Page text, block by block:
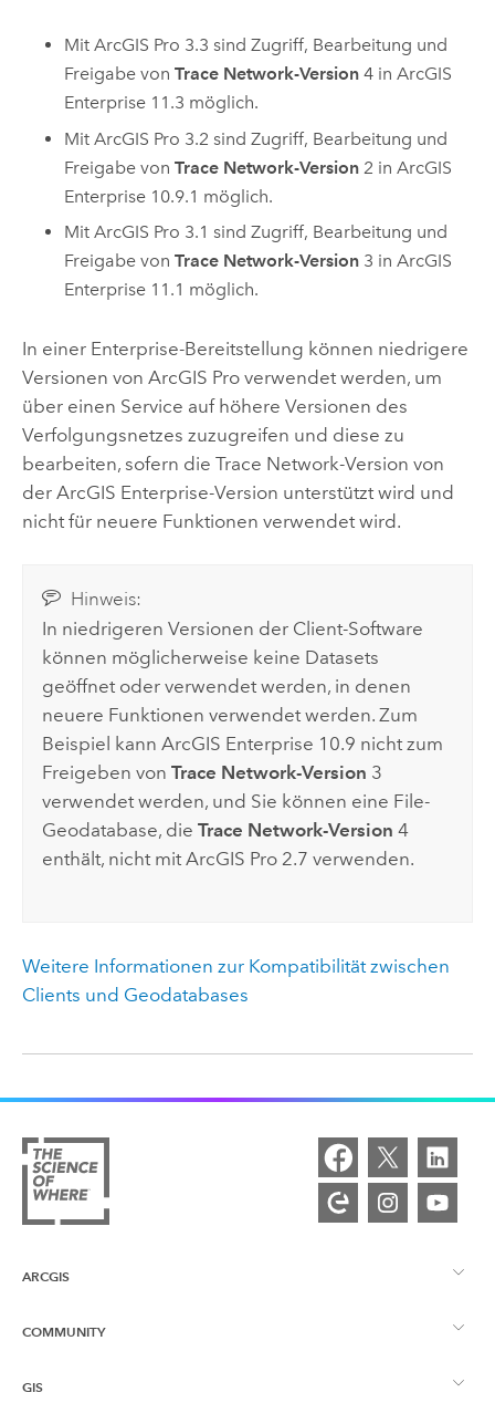
MitArcGIS Pro 3.3 sind Zugriff, Bearbeitung und
Freigabe vonTrace Network-Version 4 inArcGIS
Enterprise 11.3 möglich.
MitArcGIS Pro 3.2 sind Zugriff, Bearbeitung und
Freigabe vonTrace Network-Version 2 inArcGIS
Enterprise 10.9.1 möglich.
MitArcGIS Pro 3.1 sind Zugriff, Bearbeitung und
Freigabe vonTrace Network-Version 3 inArcGIS
Enterprise 11.1 möglich.
In einer Enterprise-Bereitstellung können niedrigere
Versionen von ArcGIS Proverwendet werden, um
über einen Service auf höhere Versionen des
Verfolgungsnetzes zuzugreifen und diese zu
bearbeiten, sofern die Trace Network-Version von
der ArcGIS Enterprise-Version unterstützt wird und
nicht für neuere Funktionen verwendet wird.
Hinweis:
In niedrigeren Versionen der Client-Software
können möglicherweise keine Datasets
geöffnet oder verwendet werden, in denen
neuere Funktionen verwendet werden. Zum
Beispiel kannArcGIS Enterprise 10.9 nicht zum
Freigeben vonTrace Network-Version 3
verwendet werden, und Sie können eine File-
Geodatabase, dieTrace Network-Version 4
enthält, nicht mitArcGIS Pro 2.7 verwenden.
Weitere Informationen zur Kompatibilität zwischen
Clients und Geodatabases
ARCGIS
ArcGIS – Überblick
COMMUNITY
Esri Community
GIS